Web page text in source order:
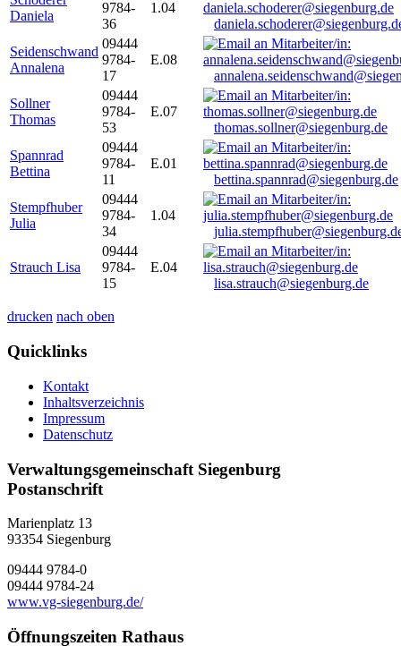
Daniela
9784-
36
1.04
Seidenschwand
Annalena
09444
9784-
17
E.08
Sollner
Thomas
09444
9784-
53
E.07
thomas.sollner@siegenburg.de
Spannrad
Bettina
09444
9784-
11
E.01
bettina.spannrad@siegenburg.de
Stempfhuber
Julia
09444
9784-
34
1.04
Strauch Lisa
09444
9784-
15
E.04
lisa.strauch@siegenburg.de
drucken nach oben
Quicklinks
Kontakt
Inhaltsverzeichnis
Impressum
Datenschutz
Verwaltungsgemeinschaft Siegenburg
Postanschrift
Marienplatz 13
93354 Siegenburg
09444 9784-0
09444 9784-24
www.vg-siegenburg.de/
Öffnungszeiten Rathaus